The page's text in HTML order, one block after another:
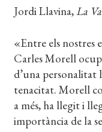
Jordi Llavina,La
«Entre els nostres
Carles Morell
d’una
tenacitat. Morell
a més, ha llegit i
importància de la